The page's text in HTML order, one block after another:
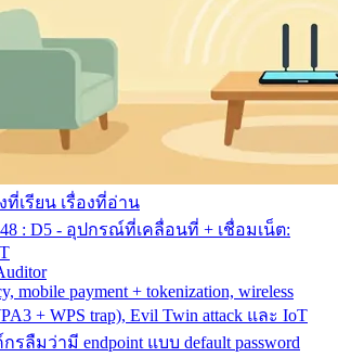
ที่เรียน เรื่องที่อ่าน
: D5 - อุปกรณ์ที่เคลื่อนที่ + เชื่อมเน็ต:
mobile payment + tokenization, wireless
+ WPS trap), Evil Twin attack และ IoT
รลืมว่ามี endpoint แบบ default password